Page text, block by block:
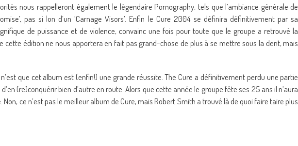
nous rappelleront également le légendaire Pornography, tels que l’ambiance générale de
pas si lon d’un ‘Carnage Visors’. Enfin le Cure 2004 se définira définitivement par sa
de puissance et de violence, convainc une fois pour toute que le groupe a retrouvé la
cette édition ne nous apportera en fait pas grand-chose de plus à se mettre sous la dent, mais
que cet album est (enfin!) une grande réussite. The Cure a définitivement perdu une partie
(re)conquérir bien d’autre en route. Alors que cette année le groupe fête ses 25 ans il n’aura
ce n’est pas le meilleur album de Cure, mais Robert Smith a trouvé là de quoi faire taire plus